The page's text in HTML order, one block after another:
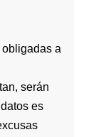
obligadas a
serán
es